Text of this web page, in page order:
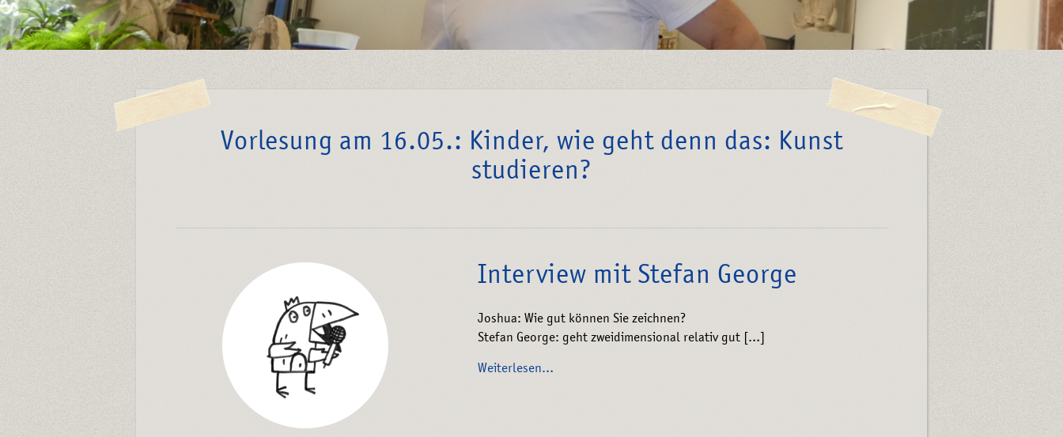
Vorlesung am 16.05.: Kinder, wie geht denn das: Kunst
studieren?
Interview mit Stefan George
Joshua: Wie gut können Sie zeichnen?
Stefan George: geht zweidimensional relativ gut […]
Weiterlesen…